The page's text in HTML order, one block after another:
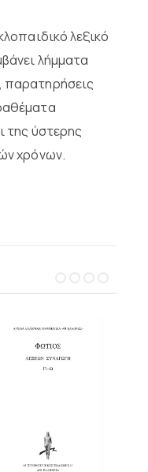
λεξικό
λήμματα
παρατηρήσεις
της ύστερης
χρόνων.